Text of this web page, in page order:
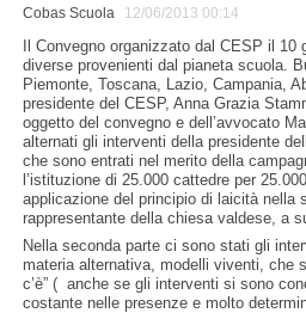
Cobas Scuola 12/06/2013 00:14
Il Convegno organizzato dal CESP il
diverse provenienti dal pianeta scuola.
Piemonte, Toscana, Lazio, Campania,
presidente del CESP, Anna Grazia
oggetto del convegno e dell’avvocato
alternati gli interventi della presidente
che sono entrati nel merito della
l’istituzione di 25.000 cattedre per
applicazione del principio di laicità nella
rappresentante della chiesa valdese, a
Nella seconda parte ci sono stati gli
materia alternativa, modelli viventi, che
c’è” ( anche se gli interventi si sono
costante nelle presenze e molto